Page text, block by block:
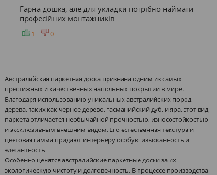
Гарна дошка, але для укладки потрібно наймати
професійних монтажників
1 0
Австралийская паркетная доска признана одним из самых
престижных и качественных напольных покрытий в мире.
Благодаря использованию уникальных австралийских пород
дерева, таких как черное дерево, тасманийский дуб, и яра, этот вид
паркета отличается необычайной прочностью, износостойкостью
и эксклюзивным внешним видом. Его естественная текстура и
цветовая гамма придают интерьеру особую изысканность и
элегантность.
Особенно ценятся австралийские паркетные доски за их
экологическую чистоту и долговечность. В процессе производства